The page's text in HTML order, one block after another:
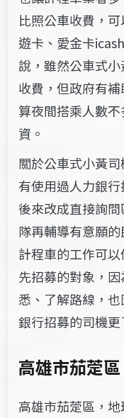
比照公車收費，可
遊卡、愛金卡
說，雖然公車式
收費，但政府有
算夜間搭乘人數
資。
關於公車式小黃
有使用過人力銀
後來改成直接詢
隊再輔導有意願
計程車的工作可
先招募的對象，
悉、了解路線，
銀行招募的司機
高雄市茄萣
高雄市茄萣區，